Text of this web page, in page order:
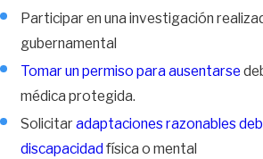
Participar en una investigación
gubernamental
Tomar un permiso para ausentarse
médica protegida.
Solicitaradaptaciones razonables
discapacidad física o mental